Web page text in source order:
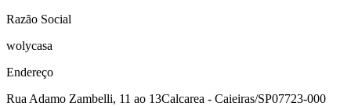
Razão Social
wolycasa
Endereço
Rua Adamo Zambelli, 11 ao 13Calcarea - Caieiras/SP07723-000